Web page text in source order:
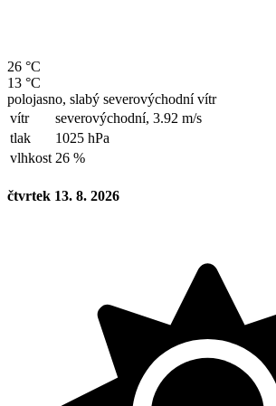
26 °C
13 °C
polojasno, slabý severovýchodní vítr
vítr
severovýchodní, 3.92 m/s
tlak
1025 hPa
vlhkost 26 %
čtvrtek 13. 8. 2026